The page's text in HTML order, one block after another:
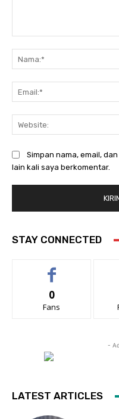
Simpan nama, email,
lain kali saya berkomentar.
STAY CONNECTED
0
Fans
-
LATEST ARTICLES